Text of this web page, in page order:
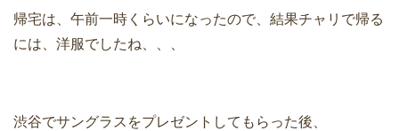
帰宅は、午前一時くらいになったので、結果チャリで帰る
には、洋服でしたね、、、
渋谷でサングラスをプレゼントしてもらった後、